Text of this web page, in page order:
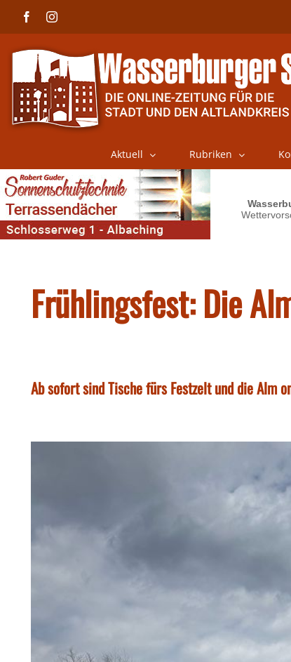
FacebookInstagram
Aktuell Rubriken
Frühlingsfest: Die
Ab sofort sind Tische fürs Festzelt und die Alm